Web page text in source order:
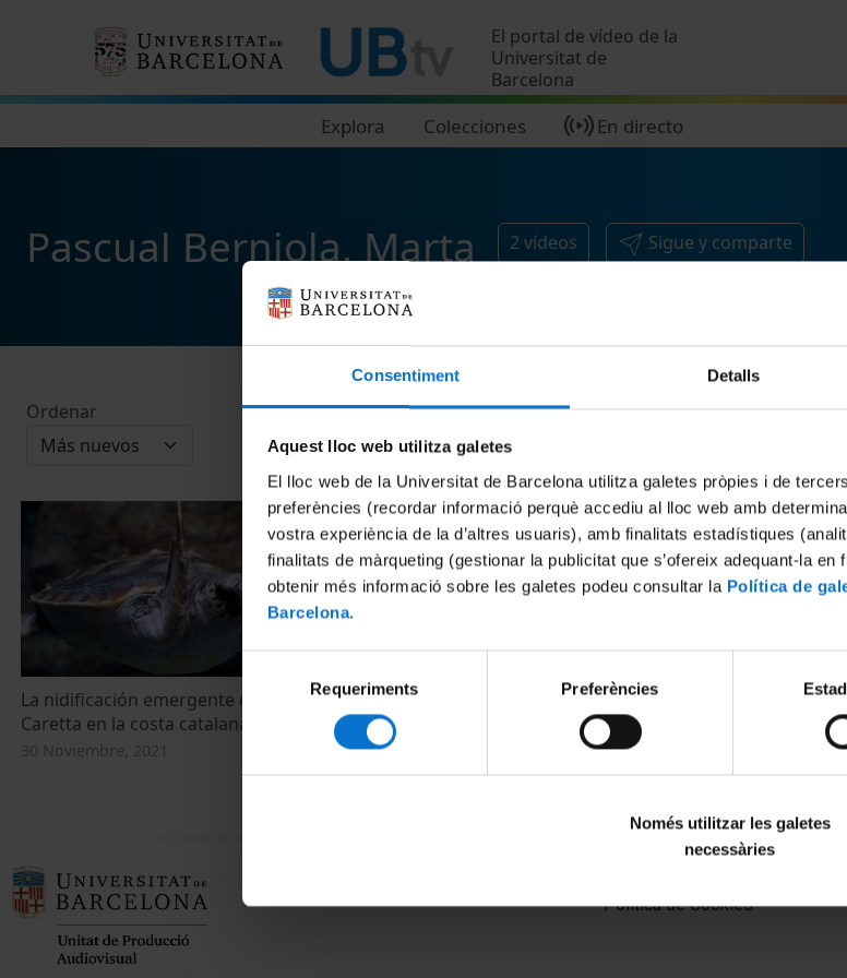
Consentiment Detalls
Aquest lloc web utilitza galetes
El lloc web de la Universitat de Barcelona utilitza galetes pròpies i de
preferències (recordar informació perquè accediu al lloc web amb
vostra experiència de la d’altres usuaris), amb finalitats estadístiques
finalitats de màrqueting (gestionar la publicitat que s’ofereix adequant-la
obtenir més informació sobre les galetes podeu consultar la Política de
Barcelona.
consentiment
Requeriments Preferències
Només utilitzar les galetes
necessàries
El portal de vídeo de la
Universitat de
Barcelona
Explora Colecciones En directo
Pascual Berniola, Marta 2 vídeos Sigue y comparte
Ordenar
La nidificación emergente de la tortuga
Caretta en la costa catalana
30 Noviembre, 2021
La nidificació emergent de la tortuga
Caretta a la costa catalana
30 Noviembre, 2021
Política de Cookies